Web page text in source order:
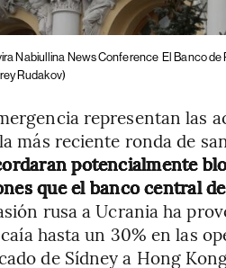
Nabiullina News Conference El Banco de
Rudakov)
representan las
más reciente ronda de
potencialmente
que el banco central
rusa a Ucrania ha
hasta un 30% en las
de Sídney a Hong